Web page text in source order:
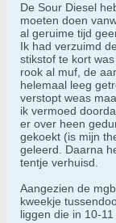
De Sour Diesel
moeten doen
al geruime tijd
Ik had verzuimd
stikstof te kort
rook al muf, de
helemaal leeg
verstopt weas
ik vermoed
er over heen
gekoekt (is mijn
geleerd. Daarna
tentje verhuisd.
Aangezien de
kweekje
liggen die in 10-